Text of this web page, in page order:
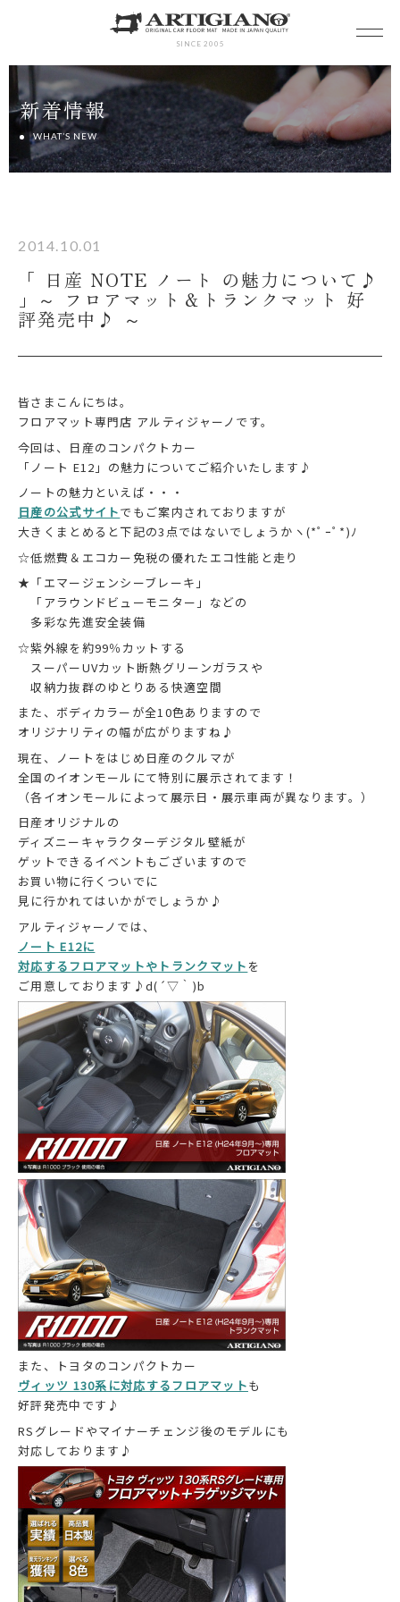
SINCE 2005
新着情報
WHAT’S NEW
2014.10.01
「 日産 NOTE ノート の魅力について♪
」～ フロアマット＆トランクマット 好
評発売中♪ ～
皆さまこんにちは。
フロアマット専門店 アルティジャーノです。
今回は、日産のコンパクトカー
「ノート E12」の魅力についてご紹介いたします♪
ノートの魅力といえば・・・
日産の公式サイトでもご案内されておりますが
大きくまとめると下記の3点ではないでしょうかヽ(*ﾟｰﾟ*)ﾉ
☆低燃費＆エコカー免税の優れたエコ性能と走り
★「エマージェンシーブレーキ」
「アラウンドビューモニター」などの
多彩な先進安全装備
☆紫外線を約99％カットする
スーパーUVカット断熱グリーンガラスや
収納力抜群のゆとりある快適空間
また、ボディカラーが全10色ありますので
オリジナリティの幅が広がりますね♪
現在、ノートをはじめ日産のクルマが
全国のイオンモールにて特別に展示されてます！
（各イオンモールによって展示日・展示車両が異なります。）
日産オリジナルの
ディズニーキャラクターデジタル壁紙が
ゲットできるイベントもございますので
お買い物に行くついでに
見に行かれてはいかがでしょうか♪
アルティジャーノでは、
ノート E12に
対応するフロアマットやトランクマット を
ご用意しております♪d(´▽｀)b
また、トヨタのコンパクトカー
ヴィッツ 130系に対応するフロアマットも
好評発売中です♪
RSグレードやマイナーチェンジ後のモデルにも
対応しております♪